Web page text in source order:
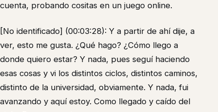
cuenta, probando cositas en un juego online.
[No identificado] (00:03:28): Y a partir de ahí dije, a
ver, esto me gusta. ¿Qué hago? ¿Cómo llego a
donde quiero estar? Y nada, pues seguí haciendo
esas cosas y vi los distintos ciclos, distintos caminos,
distinto de la universidad, obviamente. Y nada, fui
avanzando y aquí estoy. Como llegado y caído del